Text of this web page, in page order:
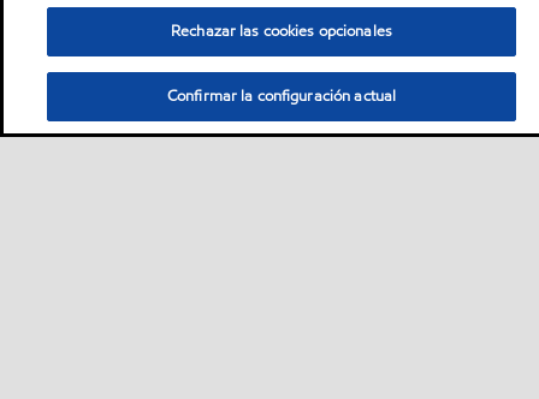
Rechazar las cookies opcionales
Confirmar la configuración actual